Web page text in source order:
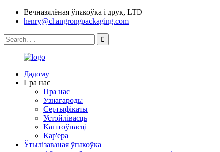
Вечназялёная ўпакоўка і друк, LTD
henry@changrongpackaging.com
Дадому
Пра нас
Пра нас
Узнагароды
Сертыфікаты
Устойлівасць
Каштоўнасці
Кар'ера
Ўтылізаваная ўпакоўка